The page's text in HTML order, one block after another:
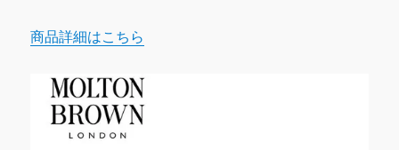
ハ
ッ
ト
に
商品詳細はこちら